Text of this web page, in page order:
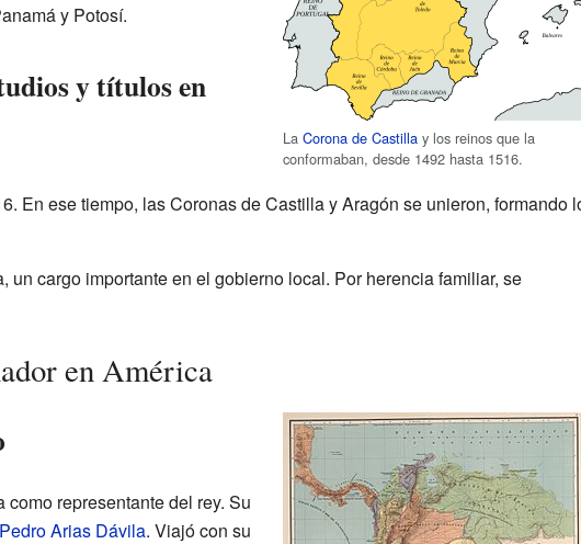
LaCorona de Castilla y los reinos que la
conformaban, desde 1492 hasta 1516.
y Potosí.
y títulos en
En ese tiempo, las Coronas de Castilla y Aragón se unieron, formando
cargo importante en el gobierno local. Por herencia familiar, se
en América
representante del rey. Su
Pedro Arias Dávila. Viajó con su